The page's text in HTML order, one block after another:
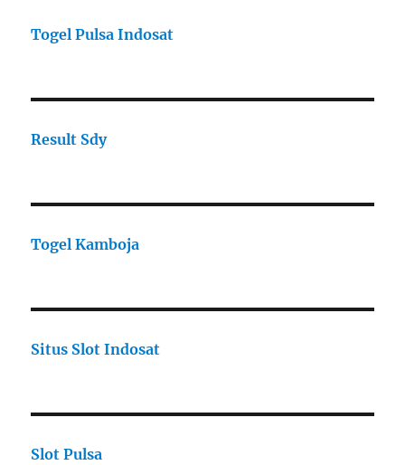
Togel Pulsa Indosat
Result Sdy
Togel Kamboja
Situs Slot Indosat
Slot Pulsa